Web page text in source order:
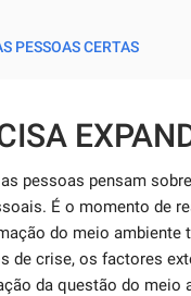
PESSOAS CERTAS
pessoas pensam
É o momento de
do meio ambiente
de crise, os factores
da questão do meio